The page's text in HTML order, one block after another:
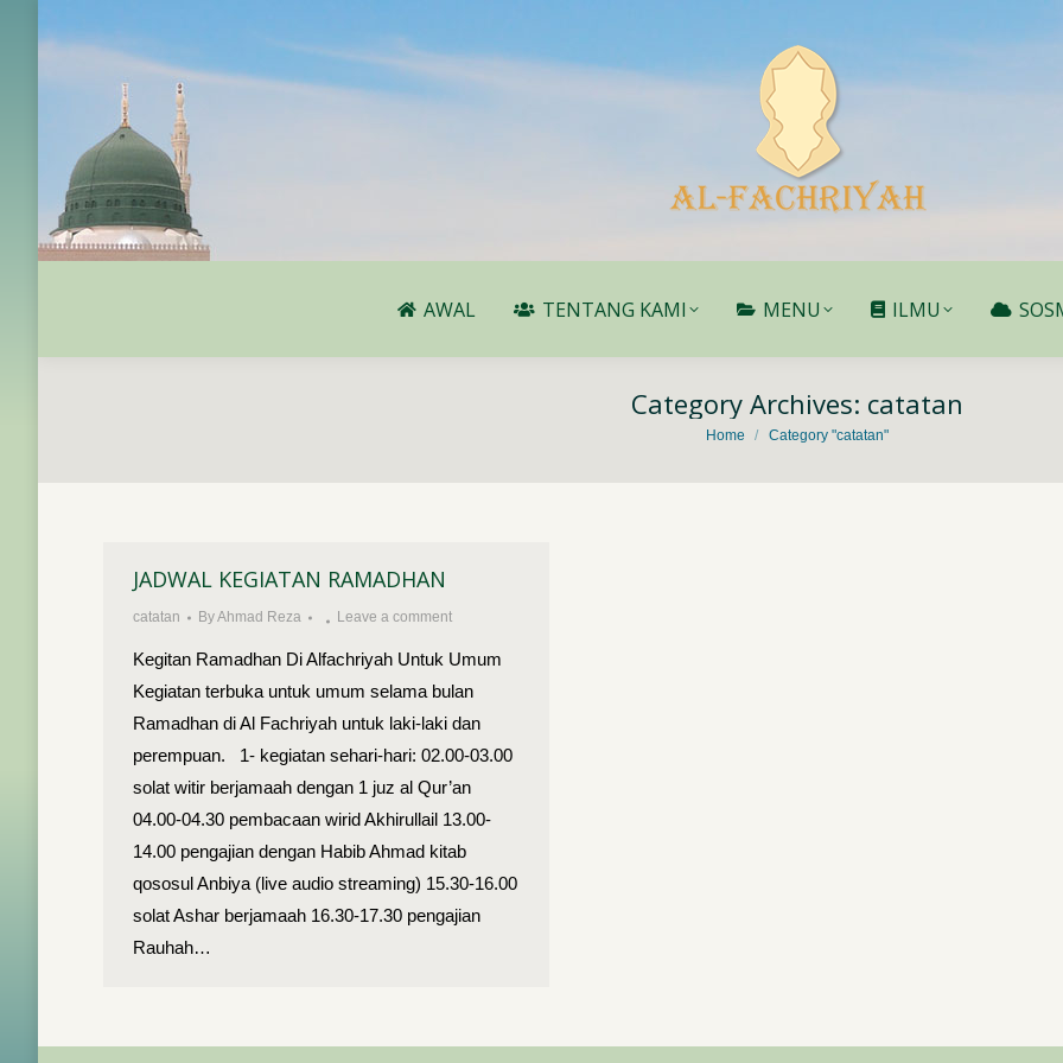
AWAL TENTANG KAMI MENU ILMU
Category Archives: catatan
You are here:
Home Category "catatan"
JADWAL KEGIATAN RAMADHAN
catatan ByAhmad Reza Leave a comment
Kegitan Ramadhan Di Alfachriyah Untuk Umum
Kegiatan terbuka untuk umum selama bulan
Ramadhan di Al Fachriyah untuk laki-laki dan
perempuan. 1- kegiatan sehari-hari: 02.00-03.00
solat witir berjamaah dengan 1 juz al Qur’an
04.00-04.30 pembacaan wirid Akhirullail 13.00-
14.00 pengajian dengan Habib Ahmad kitab
qososul Anbiya (live audio streaming) 15.30-16.00
solat Ashar berjamaah 16.30-17.30 pengajian
Rauhah…
AWAL TENTANG KAMI MENU